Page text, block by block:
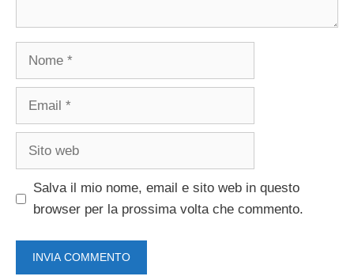
Nome
Email
Sito
Salva il mio nome, email e sito web in questo
browser per la prossima volta che commento.